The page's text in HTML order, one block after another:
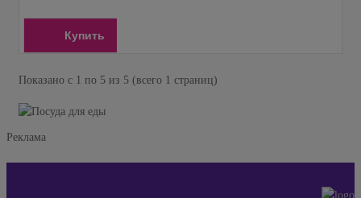
Купить
Показано с 1 по 5 из 5 (всего 1 страниц)
Реклама